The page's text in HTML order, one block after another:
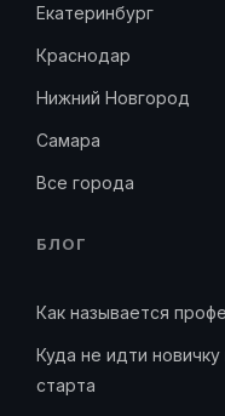
Екатеринбург
Краснодар
Нижний Новгород
Самара
Все города
БЛОГ
Как называется
Куда не идти
старта